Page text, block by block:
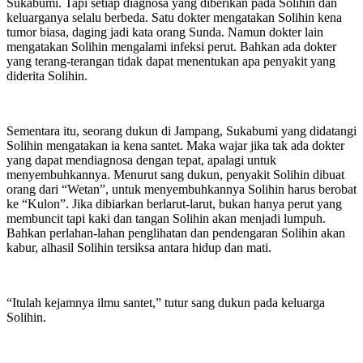
Sukabumi. Tapi setiap diagnosa yang diberikan pada Solihin dan
keluarganya selalu berbeda. Satu dokter mengatakan Solihin kena
tumor biasa, daging jadi kata orang Sunda. Namun dokter lain
mengatakan Solihin mengalami infeksi perut. Bahkan ada dokter
yang terang-terangan tidak dapat menentukan apa penyakit yang
diderita Solihin.
Sementara itu, seorang dukun di Jampang, Sukabumi yang didatangi
Solihin mengatakan ia kena santet. Maka wajar jika tak ada dokter
yang dapat mendiagnosa dengan tepat, apalagi untuk
menyembuhkannya. Menurut sang dukun, penyakit Solihin dibuat
orang dari “Wetan”, untuk menyembuhkannya Solihin harus berobat
ke “Kulon”. Jika dibiarkan berlarut-larut, bukan hanya perut yang
membuncit tapi kaki dan tangan Solihin akan menjadi lumpuh.
Bahkan perlahan-lahan penglihatan dan pendengaran Solihin akan
kabur, alhasil Solihin tersiksa antara hidup dan mati.
“Itulah kejamnya ilmu santet,” tutur sang dukun pada keluarga
Solihin.